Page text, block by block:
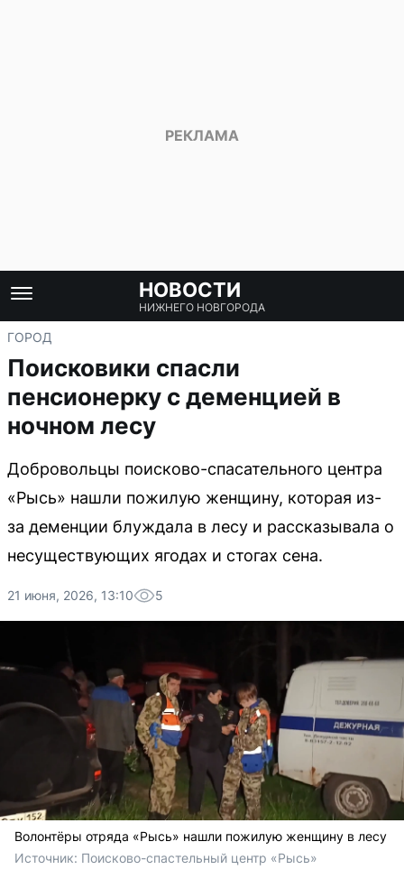
НОВОСТИ
НИЖНЕГО НОВГОРОДА
ГОРОД
Поисковики спасли
пенсионерку с деменцией в
ночном лесу
Добровольцы поисково-спасательного центра
«Рысь» нашли пожилую женщину, которая из-
за деменции блуждала в лесу и рассказывала о
несуществующих ягодах и стогах сена.
21 июня, 2026, 13:10 5
Волонтёры отряда «Рысь» нашли пожилую женщину в лесу
Источник: Поисково-спастельный центр «Рысь»